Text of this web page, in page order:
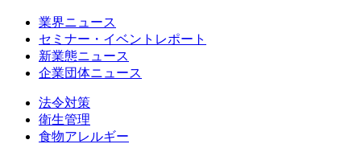
業界ニュース
セミナー・イベントレポート
新業態ニュース
企業団体ニュース
法令対策
衛生管理
食物アレルギー